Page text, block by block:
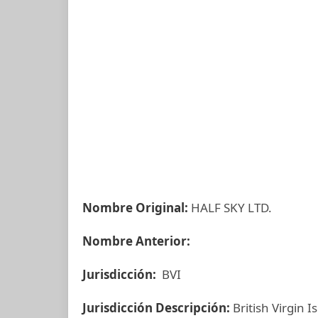
Nombre Original: HALF SKY LTD.
Nombre Anterior:
Jurisdicción: BVI
Jurisdicción Descripción: British Virgin